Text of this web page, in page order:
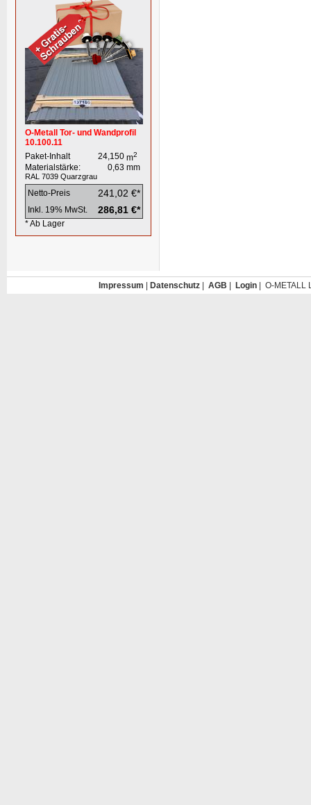
O-Metall Tor- und Wandprofil
10.100.11
Paket-Inhalt
24,150 m2
Materialstärke: 0,63 mm
RAL 7039 Quarzgrau
Netto-Preis 241,02 €*
Inkl. 19% MwSt. 286,81 €*
* Ab Lager
Impressum Datenschutz| AGB Login| O-METALL